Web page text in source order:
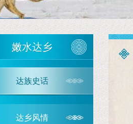
嫩水达乡
达族史话
达乡风情